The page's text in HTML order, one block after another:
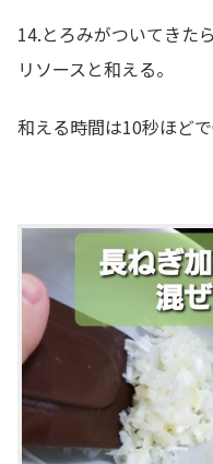
14.とろみがついてきた
リソースと和える。
和える時間は10秒ほど